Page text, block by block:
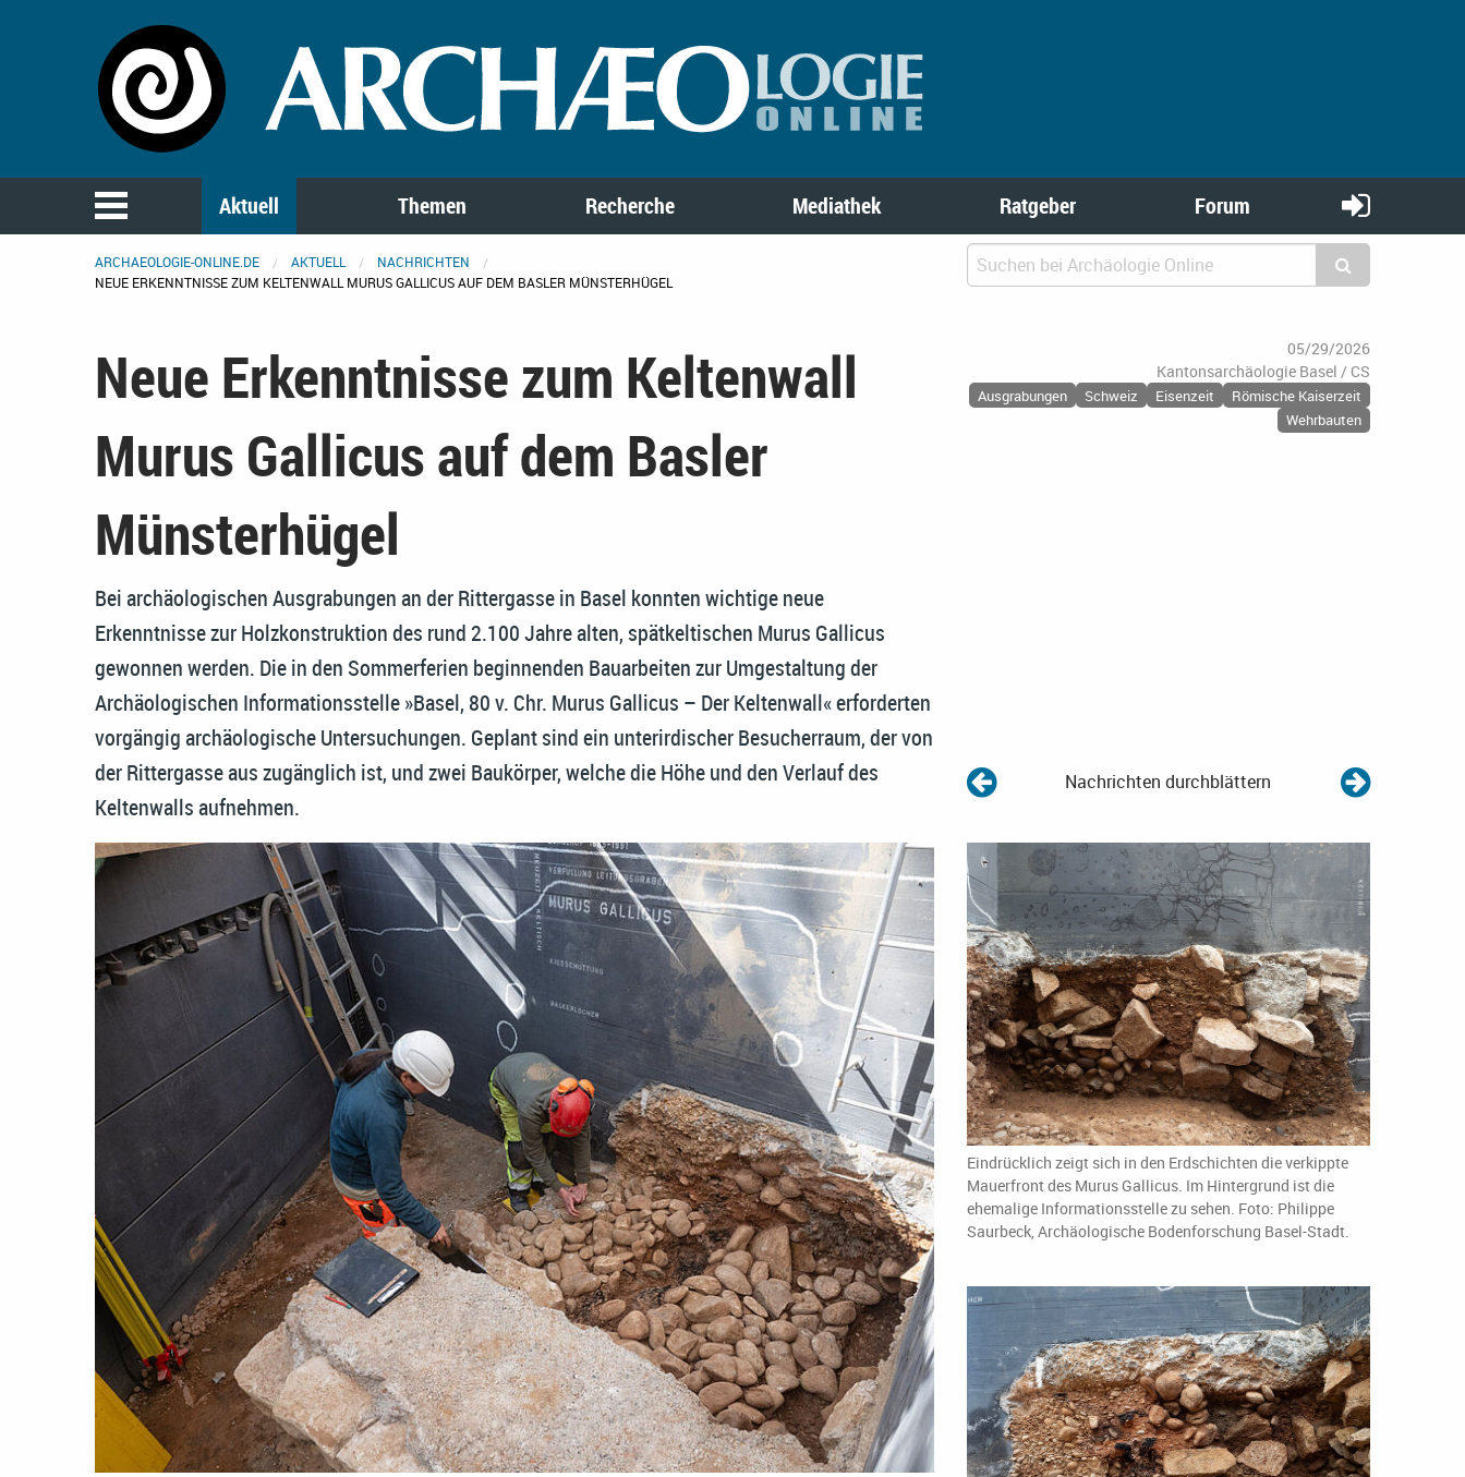
Aktuell Themen Recherche Mediathek Ratgeber Forum
ARCHAEOLOGIE-ONLINE.DE AKTUELL
NACHRICHTEN
NEUE ERKENNTNISSE ZUM KELTENWALL MURUS GALLICUS AUF DEM BASLER MÜNSTERHÜGEL
Neue Erkenntnisse zum Keltenwall
Murus Gallicus auf dem Basler
Münsterhügel
05/29/2026
Kantonsarchäologie Basel / CS
Ausgrabungen Schweiz Eisenzeit
Römische Kaiserzeit
Wehrbauten
Bei archäologischen Ausgrabungen an der Rittergasse in Basel konnten wichtige neue
Erkenntnisse zur Holzkonstruktion des rund 2.100 Jahre alten, spätkeltischen Murus Gallicus
gewonnen werden. Die in den Sommerferien beginnenden Bauarbeiten zur Umgestaltung der
Archäologischen Informationsstelle »Basel, 80 v. Chr. Murus Gallicus – Der Keltenwall« erforderten
vorgängig archäologische Untersuchungen. Geplant sind ein unterirdischer Besucherraum, der von
der Rittergasse aus zugänglich ist, und zwei Baukörper, welche die Höhe und den Verlauf des
Keltenwalls aufnehmen.
Nachrichten durchblättern
Eindrücklich zeigt sich in den Erdschichten die verkippte
Mauerfront des Murus Gallicus. Im Hintergrund ist die
ehemalige Informationsstelle zu sehen. Foto: Philippe
Saurbeck, Archäologische Bodenforschung Basel-Stadt.